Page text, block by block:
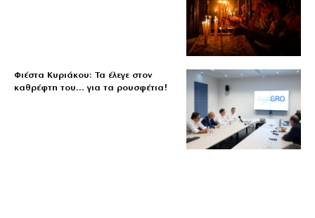
Φιέστα Κυριάκου: Τα έλεγε στον
καθρέφτη του… για τα ρουσφέτια!